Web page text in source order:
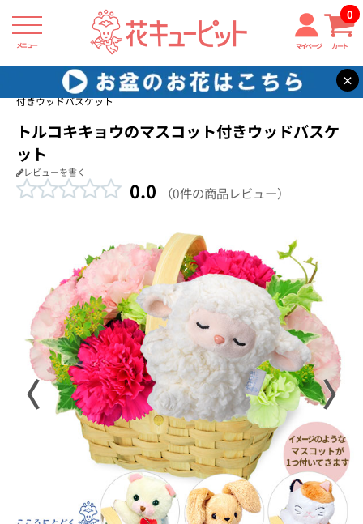
メニュー マイページ カート
0
×
花キューピット 結婚祝い
【結婚祝い】トルコキキョウのマスコット
付きウッドバスケット
トルコキキョウのマスコット付きウッドバスケ
ット
レビューを書く
0.0 （0件の商品レビュー）
〈 〉